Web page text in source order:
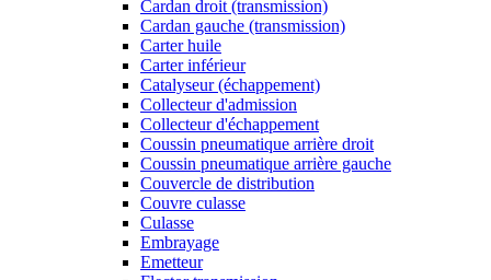
Cardan droit (transmission)
Cardan gauche (transmission)
Carter huile
Carter inférieur
Catalyseur (échappement)
Collecteur d'admission
Collecteur d'échappement
Coussin pneumatique arrière droit
Coussin pneumatique arrière gauche
Couvercle de distribution
Couvre culasse
Culasse
Embrayage
Emetteur